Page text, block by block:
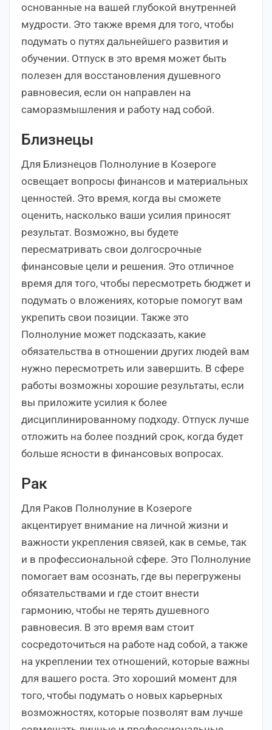
основанные на вашей глубокой внутренней
мудрости. Это также время для того, чтобы
подумать о путях дальнейшего развития и
обучении. Отпуск в это время может быть
полезен для восстановления душевного
равновесия, если он направлен на
саморазмышления и работу над собой.
Близнецы
Для Близнецов Полнолуние в Козероге
освещает вопросы финансов и материальных
ценностей. Это время, когда вы сможете
оценить, насколько ваши усилия приносят
результат. Возможно, вы будете
пересматривать свои долгосрочные
финансовые цели и решения. Это отличное
время для того, чтобы пересмотреть бюджет и
подумать о вложениях, которые помогут вам
укрепить свои позиции. Также это
Полнолуние может подсказать, какие
обязательства в отношении других людей вам
нужно пересмотреть или завершить. В сфере
работы возможны хорошие результаты, если
вы приложите усилия к более
дисциплинированному подходу. Отпуск лучше
отложить на более поздний срок, когда будет
больше ясности в финансовых вопросах.
Рак
Для Раков Полнолуние в Козероге
акцентирует внимание на личной жизни и
важности укрепления связей, как в семье, так
и в профессиональной сфере. Это Полнолуние
помогает вам осознать, где вы перегружены
обязательствами и где стоит внести
гармонию, чтобы не терять душевного
равновесия. В это время вам стоит
сосредоточиться на работе над собой, а также
на укреплении тех отношений, которые важны
для вашего роста. Это хороший момент для
того, чтобы подумать о новых карьерных
возможностях, которые позволят вам лучше